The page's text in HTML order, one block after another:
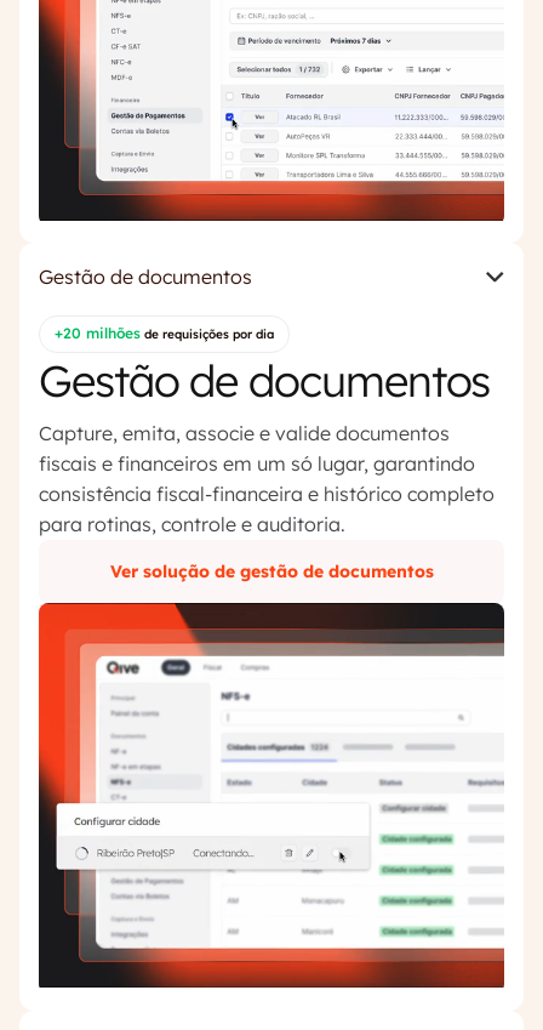
Gestão de documentos
+20 milhões de requisições por dia
Gestão de documentos
Capture, emita, associe e valide documentos
fiscais e financeiros em um só lugar, garantindo
consistência fiscal-financeira e histórico completo
para rotinas, controle e auditoria.
Ver solução de gestão de documentos